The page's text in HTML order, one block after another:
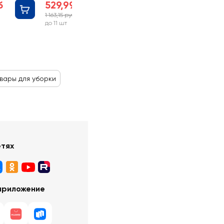
529,99 руб
1 163,15 руб
до 11 шт
для уборки